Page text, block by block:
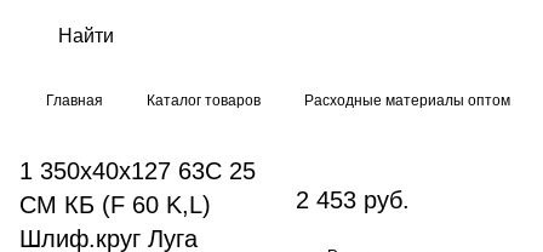
Главная Каталог товаров Расходные материалы оптом
1 350х40х127 63С 25
СМ КБ (F 60 K,L)
Шлиф.круг Луга
2 453 руб.